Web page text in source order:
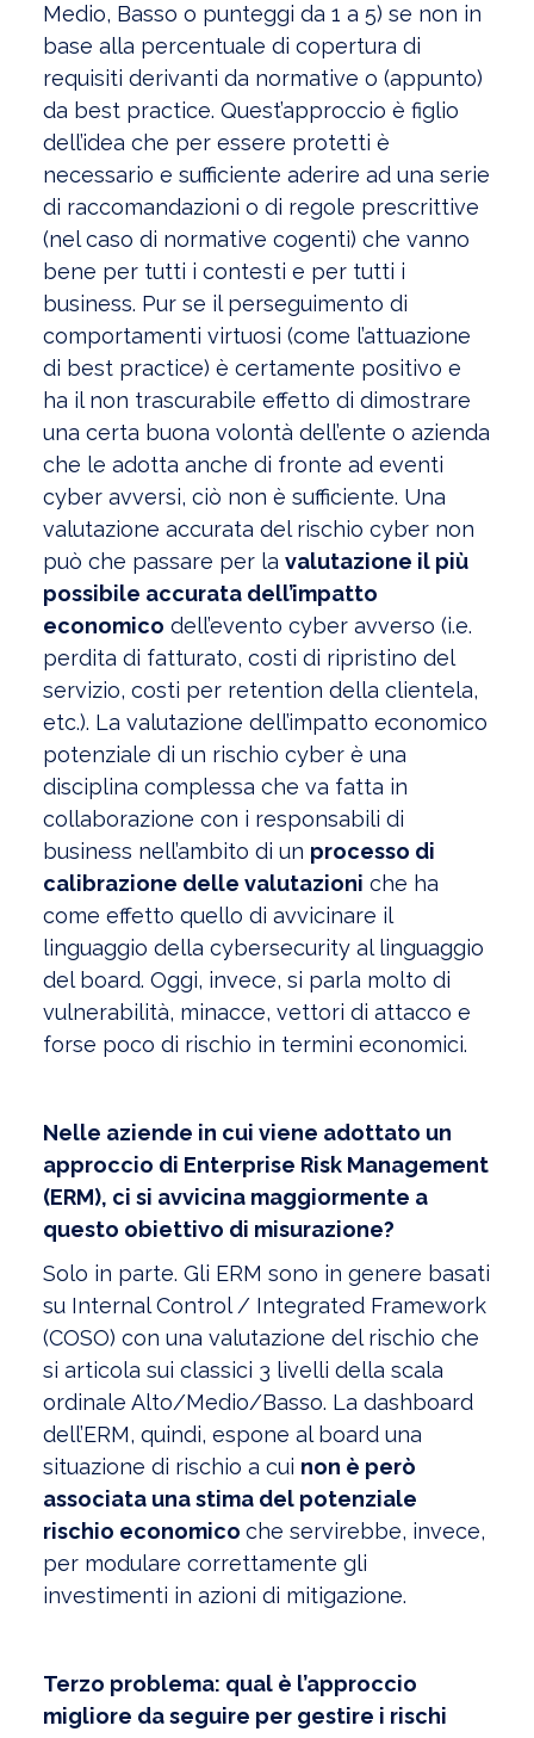
Medio, Basso o punteggi da 1 a 5) se non in
base alla percentuale di copertura di
requisiti derivanti da normative o (appunto)
da best practice. Quest’approccio è figlio
dell’idea che per essere protetti è
necessario e sufficiente aderire ad una serie
di raccomandazioni o di regole prescrittive
(nel caso di normative cogenti) che vanno
bene per tutti i contesti e per tutti i
business. Pur se il perseguimento di
comportamenti virtuosi (come l’attuazione
di best practice) è certamente positivo e
ha il non trascurabile effetto di dimostrare
una certa buona volontà dell’ente o azienda
che le adotta anche di fronte ad eventi
cyber avversi, ciò non è sufficiente. Una
valutazione accurata del rischio cyber non
può che passare per la valutazione il più
possibile accurata dell’impatto
economico dell’evento cyber avverso (i.e.
perdita di fatturato, costi di ripristino del
servizio, costi per retention della clientela,
etc.). La valutazione dell’impatto economico
potenziale di un rischio cyber è una
disciplina complessa che va fatta in
collaborazione con i responsabili di
business nell’ambito di un processo di
calibrazione delle valutazioni che ha
come effetto quello di avvicinare il
linguaggio della cybersecurity al linguaggio
del board. Oggi, invece, si parla molto di
vulnerabilità, minacce, vettori di attacco e
forse poco di rischio in termini economici.
Nelle aziende in cui viene adottato un
approccio di Enterprise Risk Management
(ERM), ci si avvicina maggiormente a
questo obiettivo di misurazione?
Solo in parte. Gli ERM sono in genere basati
su Internal Control / Integrated Framework
(COSO) con una valutazione del rischio che
si articola sui classici 3 livelli della scala
ordinale Alto/Medio/Basso. La dashboard
dell’ERM, quindi, espone al board una
situazione di rischio a cui non è però
associata una stima del potenziale
rischio economico che servirebbe, invece,
per modulare correttamente gli
investimenti in azioni di mitigazione.
Terzo problema: qual è l’approccio
migliore da seguire per gestire i rischi